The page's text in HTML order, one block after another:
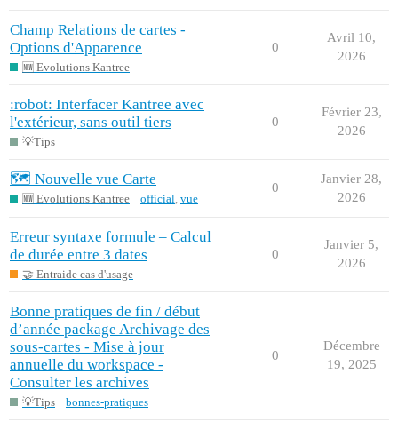
Champ Relations de cartes -
Options d'Apparence
🆕 Evolutions Kantree
0
Avril 10,
2026
:robot: Interfacer Kantree avec
l'extérieur, sans outil tiers
💡Tips
0
Février 23,
2026
🗺️ Nouvelle vue Carte
🆕 Evolutions Kantree official vue
0
Janvier 28,
2026
Erreur syntaxe formule – Calcul
de durée entre 3 dates
🤝 Entraide cas d'usage
0
Janvier 5,
2026
Bonne pratiques de fin / début
d’année package Archivage des
sous-cartes - Mise à jour
annuelle du workspace -
Consulter les archives
💡Tips bonnes-pratiques
0
Décembre
19, 2025